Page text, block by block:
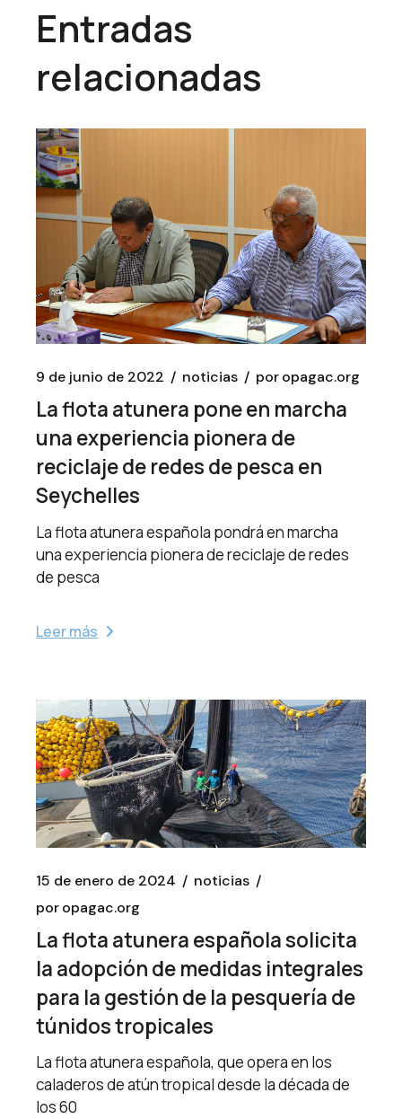
Entradas
relacionadas
9 de junio de 2022 noticias poropagac.org
La flota atunera pone en marcha
una experiencia pionera de
reciclaje de redes de pesca en
Seychelles
La flota atunera española pondrá en marcha
una experiencia pionera de reciclaje de redes
de pesca
Leer más
15 de enero de 2024
noticias
poropagac.org
La flota atunera española solicita
la adopción de medidas integrales
para la gestión de la pesquería de
túnidos tropicales
La flota atunera española, que opera en los
caladeros de atún tropical desde la década de
los 60